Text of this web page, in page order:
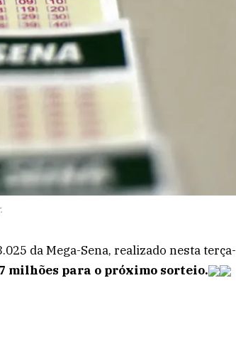
da Mega-Sena, realizado nesta terça-
milhões para o próximo sorteio.